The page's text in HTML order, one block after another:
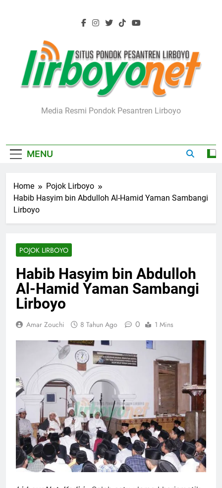
Lirboyo.net
Media Resmi Pondok Pesantren Lirboyo
MENU
Home
Pojok Lirboyo
Habib Hasyim bin Abdulloh Al-Hamid Yaman Sambangi
Lirboyo
POJOK LIRBOYO
Habib Hasyim bin Abdulloh
Al-Hamid Yaman Sambangi
Lirboyo
Amar Zouchi 8 Tahun Ago 0 1 Mins